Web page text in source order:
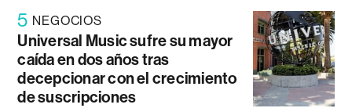
5 NEGOCIOS
Universal Music sufre su mayor
caída en dos años tras
decepcionar con el crecimiento
de suscripciones